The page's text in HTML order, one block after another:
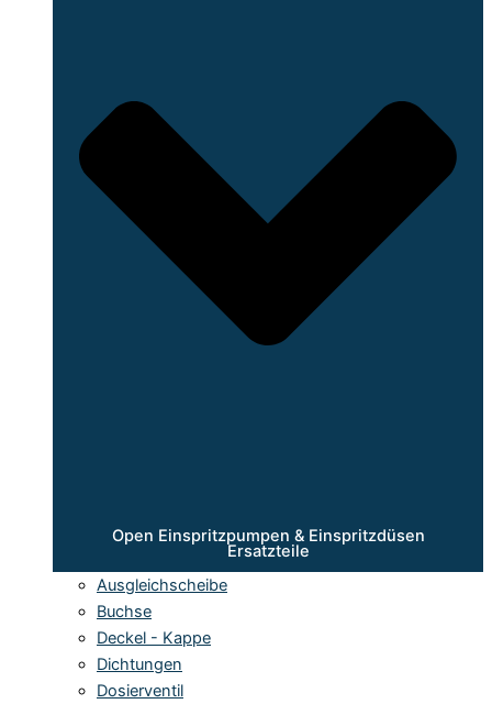
Open Einspritzpumpen & Einspritzdüsen
Ersatzteile
Ausgleichscheibe
Buchse
Deckel - Kappe
Dichtungen
Dosierventil